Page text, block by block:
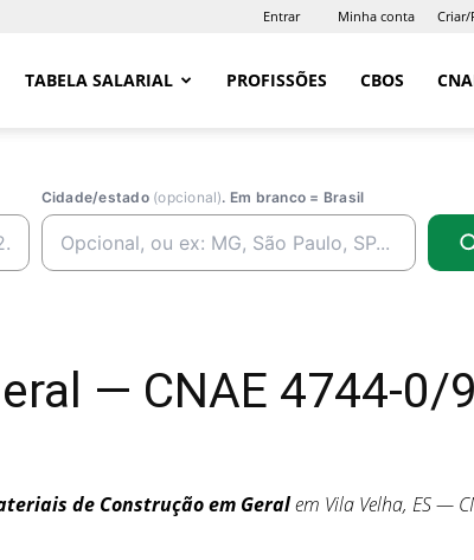
Entrar Minha conta Criar/
TABELA SALARIAL PROFISSÕES CBOS
Cidade/estado (opcional). Em branco = Brasil
— CNAE 4744-0/
de Construção em Geralem Vila Velha, ES —